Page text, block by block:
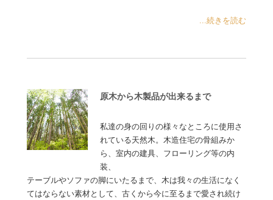
...続きを読む
原木から木製品が出来るまで
私達の身の回りの様々なところに使用さ
れている天然木。木造住宅の骨組みか
ら、室内の建具、フローリング等の内
装、
テーブルやソファの脚にいたるまで、木は我々の生活になく
てはならない素材として、古くから今に至るまで愛され続け